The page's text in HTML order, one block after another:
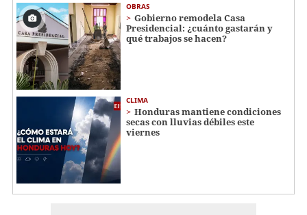
OBRAS
Gobierno remodela Casa
Presidencial: ¿cuánto gastarán y
qué trabajos se hacen?
CLIMA
Honduras mantiene condiciones
secas con lluvias débiles este
viernes